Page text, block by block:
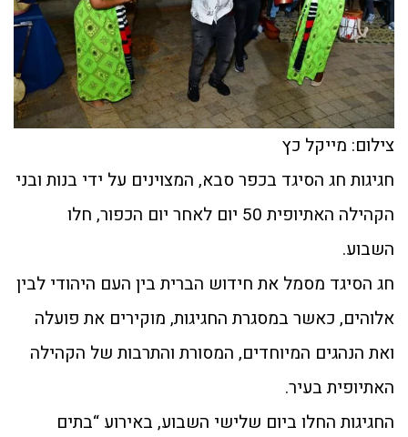
צילום: מייקל כץ
חגיגות חג הסיגד בכפר סבא, המצוינים על ידי בנות ובני
הקהילה האתיופית 50 יום לאחר יום הכפור, חלו
השבוע.
חג הסיגד מסמל את חידוש הברית בין העם היהודי לבין
אלוהים, כאשר במסגרת החגיגות, מוקירים את פועלה
ואת הנהגים המיוחדים, המסורת והתרבות של הקהילה
האתיופית בעיר.
החגיגות החלו ביום שלישי השבוע, באירוע “בתים